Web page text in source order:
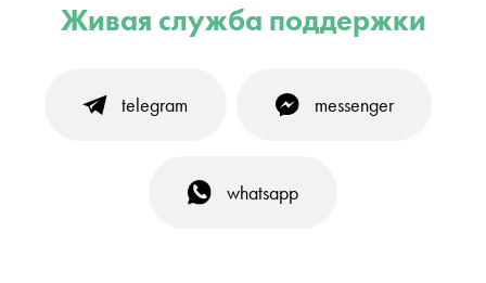
Живая служба поддержки
telegram messenger
whatsapp